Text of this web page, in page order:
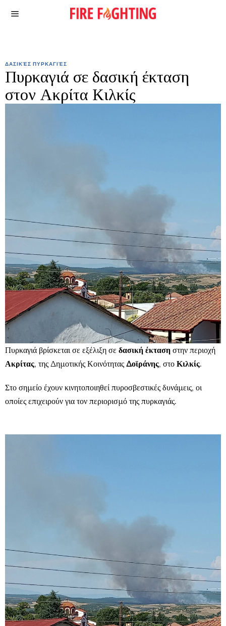
ΔΑΣΙΚΈΣ ΠΥΡΚΑΓΙΈΣ
Πυρκαγιά σε δασική έκταση
στον Ακρίτα Κιλκίς
Πυρκαγιά βρίσκεται σε εξέλιξη σε δασική έκταση στην περιοχή
Ακρίτας, της Δημοτικής Κοινότητας Δοϊράνης, στο Κιλκίς.
Στο σημείο έχουν κινητοποιηθεί πυροσβεστικές δυνάμεις, οι
οποίες επιχειρούν για τον περιορισμό της πυρκαγιάς.